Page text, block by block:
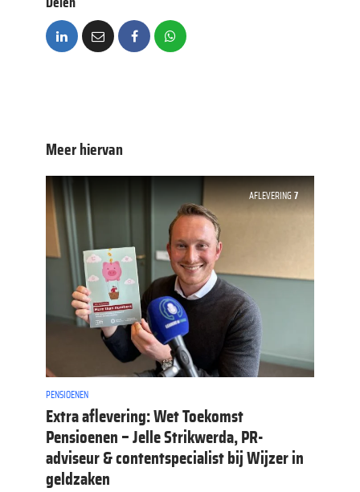
Delen
Meer hiervan
AFLEVERING 7
PENSIOENEN
Extra aflevering: Wet Toekomst
Pensioenen – Jelle Strikwerda, PR-
adviseur & contentspecialist bij Wijzer in
geldzaken